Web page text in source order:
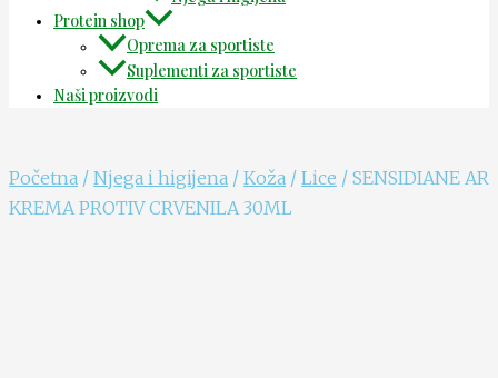
Protein shop
Oprema za sportiste
Suplementi za sportiste
Naši proizvodi
Početna / Njega i higijena / Koža / Lice / SENSIDIANE AR
KREMA PROTIV CRVENILA 30ML